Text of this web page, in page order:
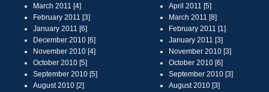
March 2011 [4]
February 2011 [3]
January 2011 [6]
December 2010 [6]
November 2010 [4]
October 2010 [5]
September 2010 [5]
August 2010 [2]
April 2011 [5]
March 2011 [8]
February 2011 [1]
January 2011 [3]
November 2010 [3]
October 2010 [6]
September 2010 [3]
August 2010 [3]